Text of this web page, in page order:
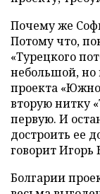
Почему же
Потому что,
«Турецкого
небольшой, но
проекта
вторую нитку
первую. И
достроить ее
говорит
Болгарии